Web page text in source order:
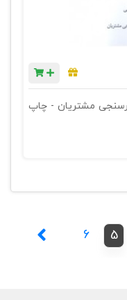
مشتریان - چاپ
5
6